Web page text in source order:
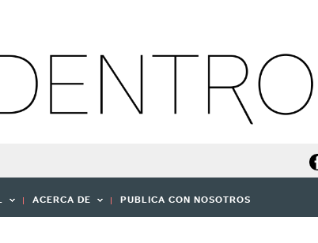
ACERCA DE PUBLICA CON NOSOTROS